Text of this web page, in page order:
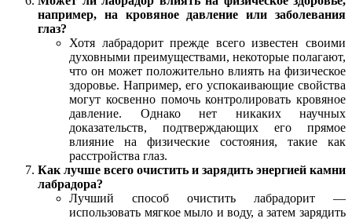
например, на кровяное давление или заболевания
глаз?
Хотя лабрадорит прежде всего известен своими
духовными преимуществами, некоторые полагают,
что он может положительно влиять на физическое
здоровье. Например, его успокаивающие свойства
могут косвенно помочь контролировать кровяное
давление. Однако нет никаких научных
доказательств, подтверждающих его прямое
влияние на физические состояния, такие как
расстройства глаз.
Как лучше всего очистить и зарядить энергией камни
лабрадора?
Лучший способ очистить лабрадорит —
использовать мягкое мыло и воду, а затем зарядить